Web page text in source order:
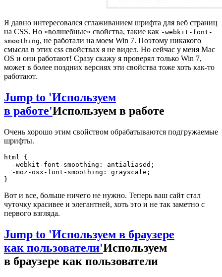
Я давно интересовался сглаживанием шрифта для веб страниц
на CSS. Но «волшебные» свойства, такие как -webkit-font-
smoothing, не работали на моем Win 7. Поэтому никакого
смысла в этих css свойствах я не видел. Но сейчас у меня Mac
OS и они работают! Сразу скажу я проверял только Win 7,
может в более поздних версиях эти свойства тоже хоть как-то
работают.
Jump to 'Используем
в работе'Используем в работе
Очень хорошо этим свойством обрабатываются подгружаемые
шрифты.
html
{
-webkit-font-smoothing : antialiased ;
-moz-osx-font-smoothing : grayscale ;
}
Вот и все, больше ничего не нужно. Теперь ваш сайт стал
чуточку красивее и элегантней, хоть это и не так заметно с
первого взгляда.
Jump to 'Используем в браузере
как пользователи'Используем
в браузере как пользователи